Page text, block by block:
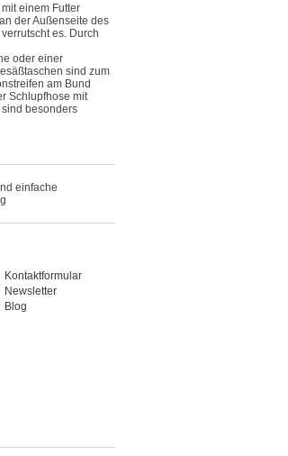
einem Futter
der Außenseite des
es. Durch
oder einer
sind zum
am Bund
Schlupfhose mit
besonders
einfache
Kontaktformular
Newsletter
Blog